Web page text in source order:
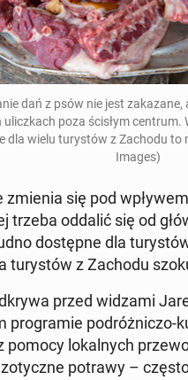
dań z psów nie jest za­ka­za­ne,
ulicz­kach poza ścisłym centrum.
dla wielu tu­ry­stów z Zachodu to
Images)
się pod
oddalić się od
do­stęp­ne dla
tu­ry­stów z Zachodu
przed widzami
po­dróż­ni­czo-
pomocy lo­kal­nych
potrawy –